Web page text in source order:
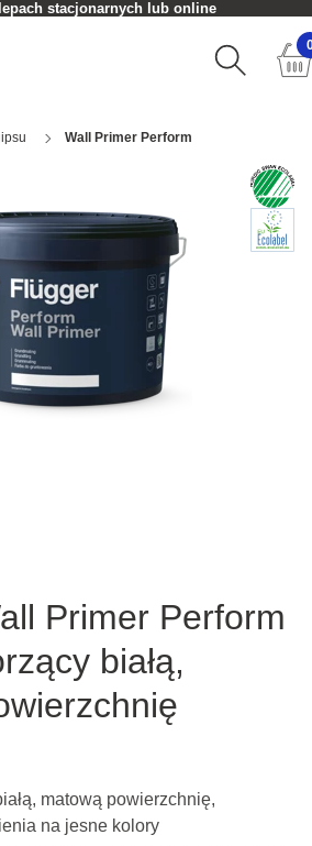
stacjonarnych lub online
Wall Primer Perform
Primer Perform
białą,
matową powierzchnię,
na jesne kolory